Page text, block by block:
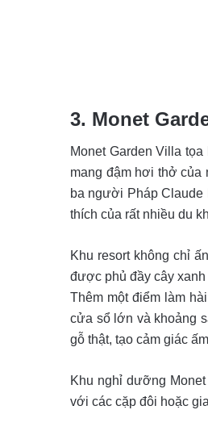
3. Monet
Monet Garden Villa
mang đậm hơi thở của
ba người Pháp Claude
thích của rất nhiều du
Khu resort không chỉ
được phủ đầy cây
Thêm một điểm làm
cửa sổ lớn và khoảng
gỗ thật, tạo cảm giác
Khu nghỉ dưỡng
với các cặp đôi hoặc